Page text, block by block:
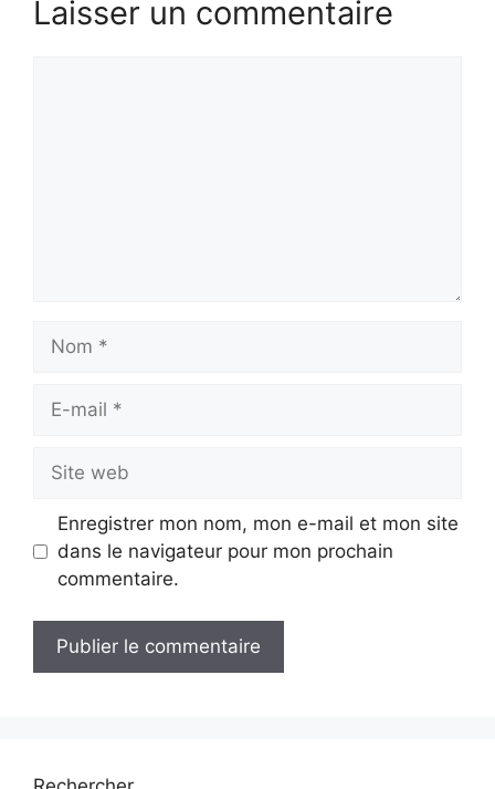
Laisser un commentaire
mail
web
Enregistrer mon nom, mon e-mail et mon site
dans le navigateur pour mon prochain
commentaire.